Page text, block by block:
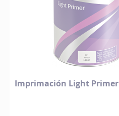
Imprimación Light Primer